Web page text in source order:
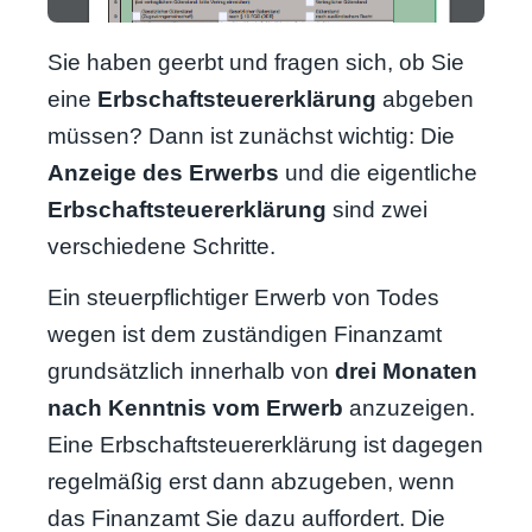
Sie haben geerbt und fragen sich, ob Sie
eine Erbschaftsteuererklärung abgeben
müssen? Dann ist zunächst wichtig: Die
Anzeige des Erwerbs und die eigentliche
Erbschaftsteuererklärung sind zwei
verschiedene Schritte.
Ein steuerpflichtiger Erwerb von Todes
wegen ist dem zuständigen Finanzamt
grundsätzlich innerhalb von drei Monaten
nach Kenntnis vom Erwerb anzuzeigen.
Eine Erbschaftsteuererklärung ist dagegen
regelmäßig erst dann abzugeben, wenn
das Finanzamt Sie dazu auffordert. Die